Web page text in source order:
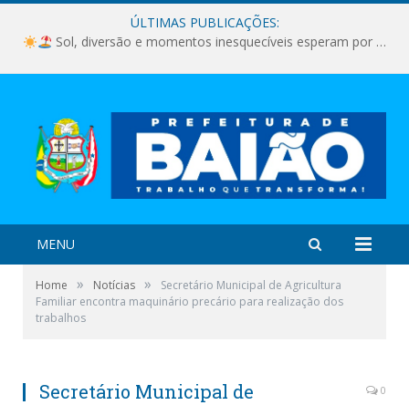
ÚLTIMAS PUBLICAÇÕES:
Sol, diversão e momentos inesquecíveis esperam por você!
MENU
Home » Notícias »
Secretário Municipal de Agricultura
Familiar encontra maquinário precário para realização dos
trabalhos
Secretário Municipal de
0